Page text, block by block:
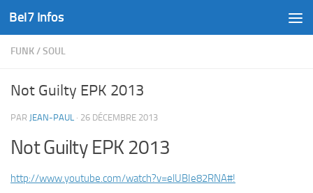
Skip to content
Bel7 Infos
FUNK/SOUL
Not Guilty EPK 2013
PAR JEAN-PAUL · 26 DÉCEMBRE 2013
Not Guilty EPK 2013
http://www.youtube.com/watch?v=elUBIe82RNA#!